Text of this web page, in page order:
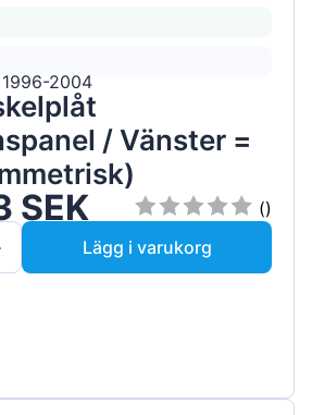
2004
/ Vänster =
SEK
()
Lägg i varukorg